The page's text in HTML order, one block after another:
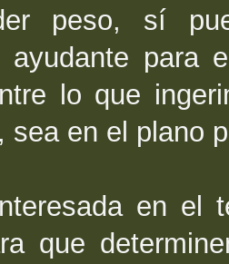
peso, sí
ayudante para
lo que
sea en el plano
en el
que